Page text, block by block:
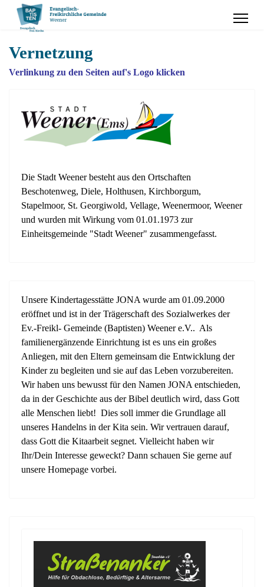
Vernetzung
Verlinkung zu den Seiten auf's Logo klicken
Die Stadt Weener besteht aus den Ortschaften
Beschotenweg, Diele, Holthusen, Kirchborgum,
Stapelmoor, St. Georgiwold, Vellage, Weenermoor, Weener
und wurden mit Wirkung vom 01.01.1973 zur
Einheitsgemeinde "Stadt Weener" zusammengefasst.
Unsere Kindertagesstätte JONA wurde am 01.09.2000
eröffnet und ist in der Trägerschaft des Sozialwerkes der
Ev.-Freikl- Gemeinde (Baptisten) Weener e.V.. Als
familienergänzende Einrichtung ist es uns ein großes
Anliegen, mit den Eltern gemeinsam die Entwicklung der
Kinder zu begleiten und sie auf das Leben vorzubereiten.
Wir haben uns bewusst für den Namen JONA entschieden,
da in der Geschichte aus der Bibel deutlich wird, dass Gott
alle Menschen liebt! Dies soll immer die Grundlage all
unseres Handelns in der Kita sein. Wir vertrauen darauf,
dass Gott die Kitaarbeit segnet. Vielleicht haben wir
Ihr/Dein Interesse geweckt? Dann schauen Sie gerne auf
unsere Homepage vorbei.